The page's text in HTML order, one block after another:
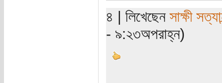
৪ | লিখেছেন সাক্ষী
- ৯:২৩অপরাহ্ন)